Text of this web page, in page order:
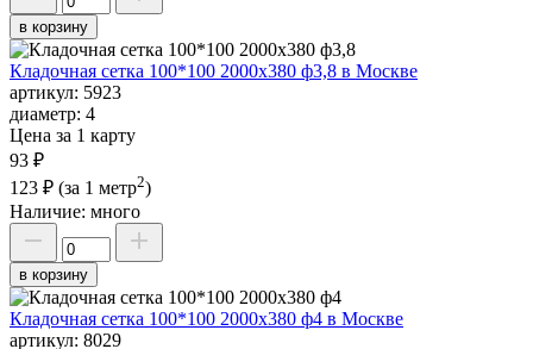
в корзину
Кладочная сетка 100*100 2000х380 ф3,8 в Москве
артикул: 5923
диаметр: 4
Цена за 1 карту
93 ₽
123 ₽ (за 1 метр2)
Наличие: много
в корзину
Кладочная сетка 100*100 2000х380 ф4 в Москве
артикул: 8029